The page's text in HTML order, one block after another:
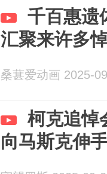
千百惠遗
汇聚来许多
桑葚爱动画 2025-
柯克追悼
向马斯克伸